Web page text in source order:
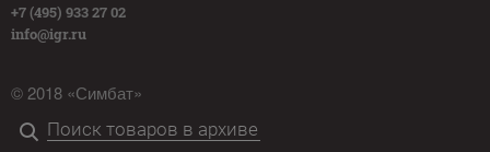
+7 (495) 933 27 02
info@igr.ru
© 2018 «Симбат»